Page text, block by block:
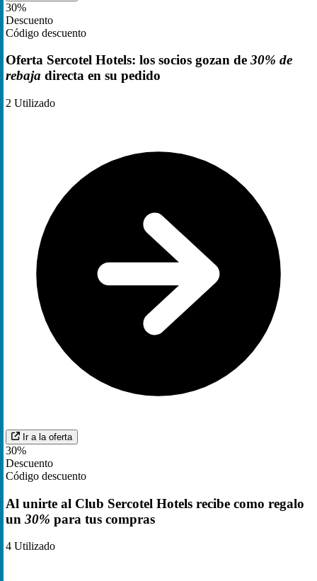
30%
Descuento
Código descuento
Oferta Sercotel Hotels: los socios gozan de 30% de
rebaja directa en su pedido
2 Utilizado
Ir a la oferta
30%
Descuento
Código descuento
Al unirte al Club Sercotel Hotels recibe como regalo
un 30% para tus compras
4 Utilizado